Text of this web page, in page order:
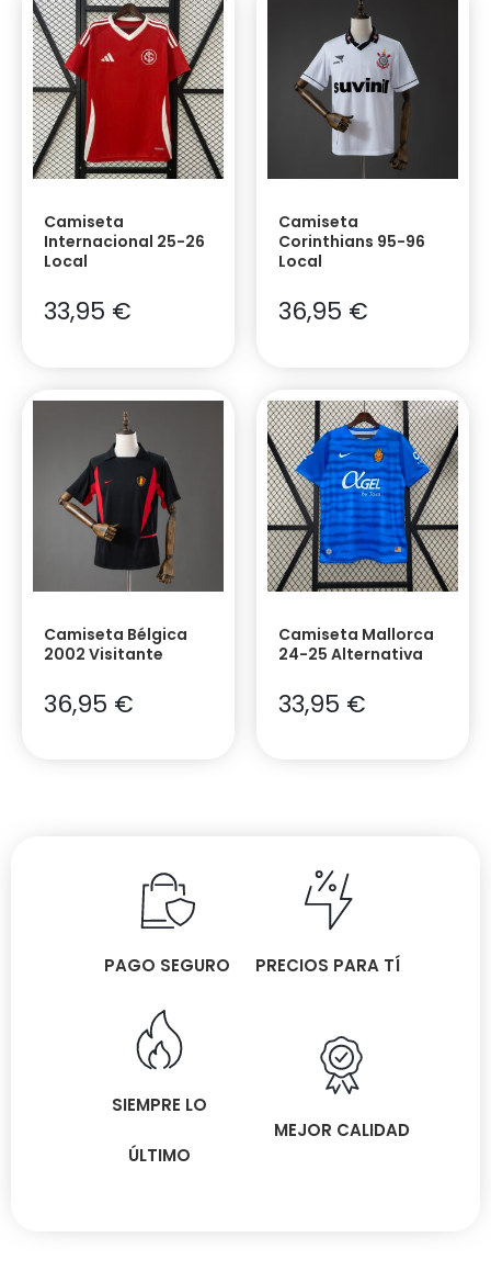
Camiseta
Internacional 25-26
Local
33,95 €
Camiseta
Corinthians 95-96
Local
36,95 €
Camiseta Bélgica
2002 Visitante
36,95 €
Camiseta Mallorca
24-25 Alternativa
33,95 €
PAGO SEGURO PRECIOS PARA TÍ
SIEMPRE LO
ÚLTIMO
MEJOR CALIDAD